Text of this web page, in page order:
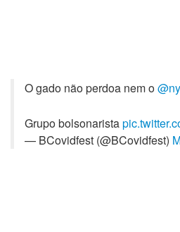
O gado não perdoa nem o
Grupo bolsonarista
— BCovidfest (@BCovidfest)